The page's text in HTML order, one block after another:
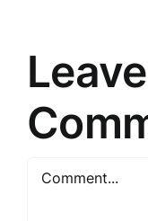
Comment